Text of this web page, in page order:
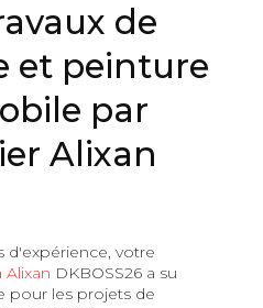
de
et peinture
par
Alixan
d'expérience, votre
DKBOSS26 a su
pour les projets de